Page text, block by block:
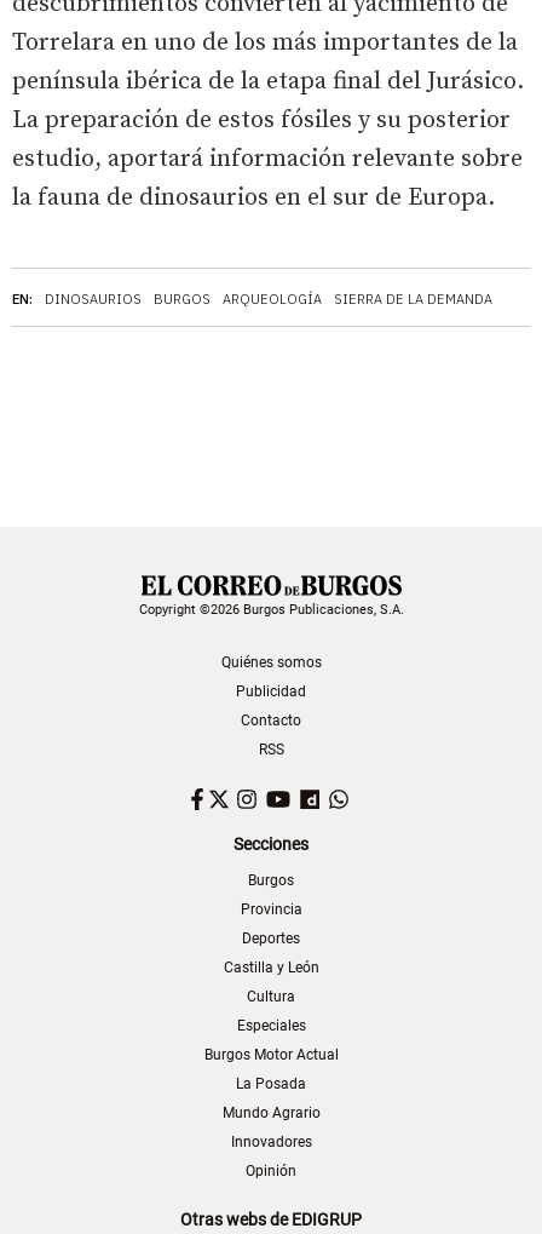
EN: DINOSAURIOS BURGOS ARQUEOLOGÍA SIERRA DE LA DEMANDA
Torrelara en uno de los más importantes de la
península ibérica de la etapa final del Jurásico.
La preparación de estos fósiles y su posterior
estudio, aportará información relevante sobre
la fauna de dinosaurios en el sur de Europa.
Copyright ©2026 Burgos Publicaciones, S.A.
Quiénes somos
Publicidad
Contacto
RSS
Facebook
TwitterInstagram
YouTubeDailymotion
Secciones
Burgos
Provincia
Deportes
Castilla y León
Cultura
Especiales
Burgos Motor Actual
La Posada
Mundo Agrario
Innovadores
Opinión
Otras webs de EDIGRUP